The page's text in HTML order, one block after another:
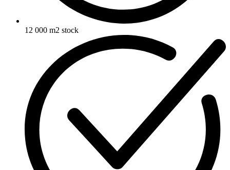
12 000 m2 stock